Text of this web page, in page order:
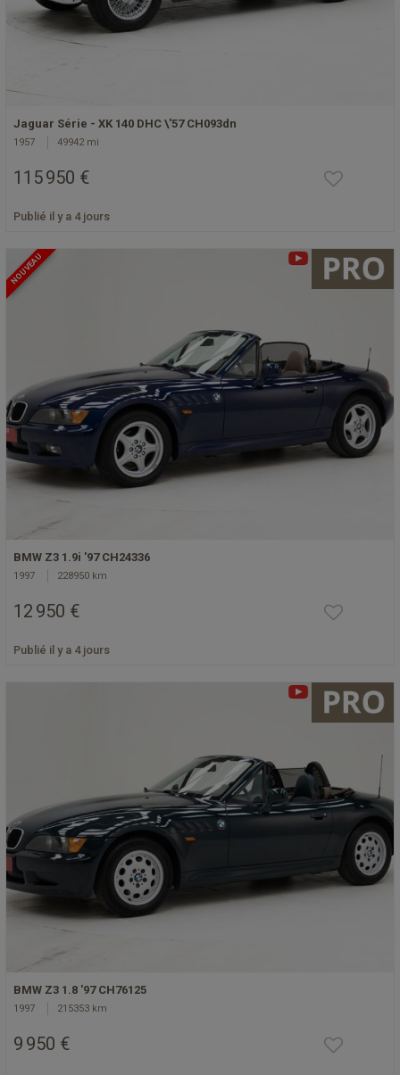
Jaguar Série - XK 140 DHC \'57 CH093dn
1957 49942 mi
115 950 €
Publié il y a 4 jours
NOUVEAU
BMW Z3 1.9i '97 CH24336
1997 228950 km
12 950 €
Publié il y a 4 jours
BMW Z3 1.8 '97 CH76125
1997 215353 km
9 950 €